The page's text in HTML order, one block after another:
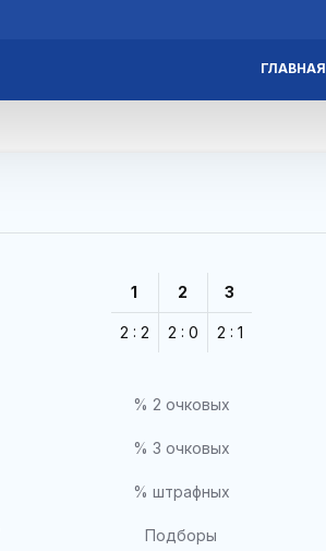
ГЛАВНАЯ
1
2 : 2
2
2 : 0
3
2 : 1
% 2 очковых
% 3 очковых
% штрафных
Подборы